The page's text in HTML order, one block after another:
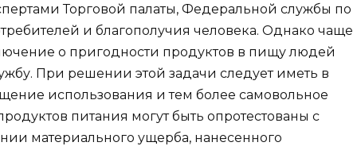
Торговой палаты, Федеральной службы по
и благополучия человека. Однако чаще
о пригодности продуктов в пищу людей
При решении этой задачи следует иметь в
использования и тем более самовольное
питания могут быть опротестованы с
материального ущерба, нанесенного